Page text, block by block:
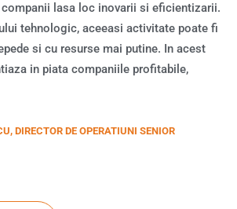
lasa loc inovarii si eficientizarii.
tehnologic, aceeasi activitate poate fi
si cu resurse mai putine. In acest
in piata companiile profitabile,
DIRECTOR DE OPERATIUNI SENIOR